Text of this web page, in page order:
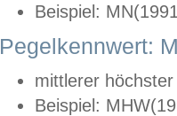
Beispiel:
Pegelkennwert:
mittlerer
Beispiel: